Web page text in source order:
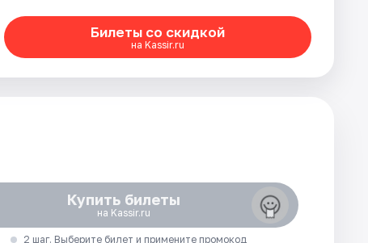
Билеты со скидкой
на Kassir.ru
Купить билеты
на Kassir.ru
2 шаг. Выберите билет и примените промокод